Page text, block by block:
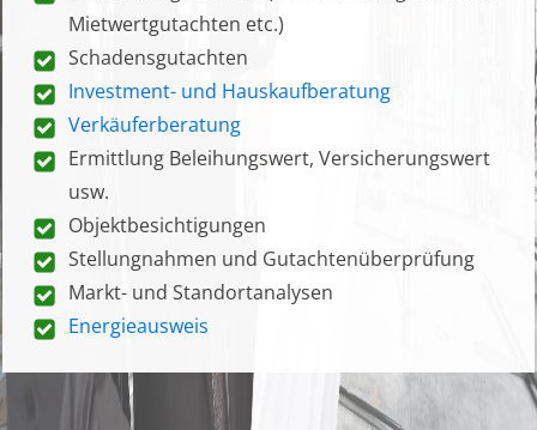
Mietwertgutachten etc.)
Schadensgutachten
Investment- und Hauskaufberatung
Verkäuferberatung
Ermittlung Beleihungswert, Versicherungswert
usw.
Objektbesichtigungen
Stellungnahmen und Gutachtenüberprüfung
Markt- und Standortanalysen
Energieausweis